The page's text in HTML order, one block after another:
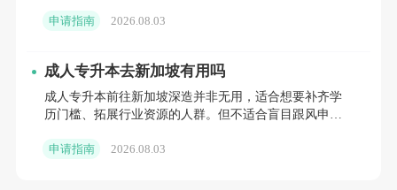
申请指南 2026.08.03
成人专升本去新加坡有用吗
成人专升本前往新加坡深造并非无用，适合想要补齐学
历门槛、拓展行业资源的人群。但不适合盲目跟风申
申请指南 2026.08.03